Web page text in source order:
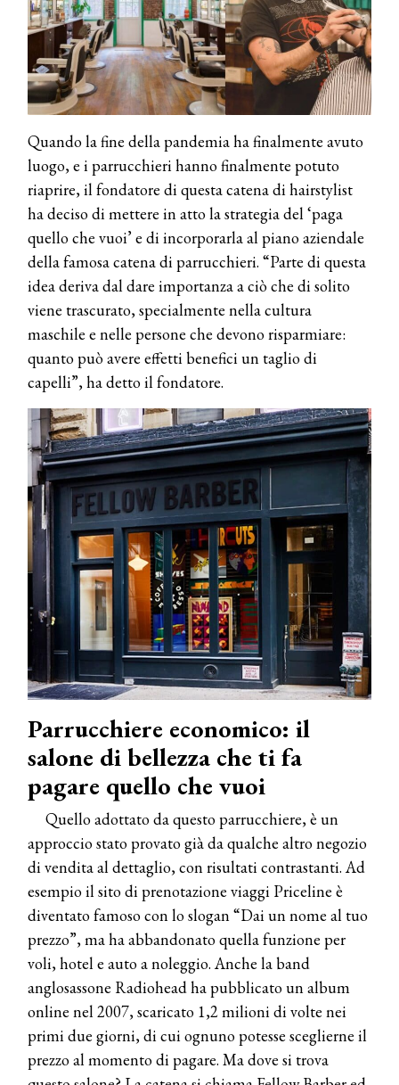
Quando la fine della pandemia ha finalmente avuto
luogo, e i parrucchieri hanno finalmente potuto
riaprire, il fondatore di questa catena di hairstylist
ha deciso di mettere in atto la strategia del ‘paga
quello che vuoi’ e di incorporarla al piano aziendale
della famosa catena di parrucchieri. “Parte di questa
idea deriva dal dare importanza a ciò che di solito
viene trascurato, specialmente nella cultura
maschile e nelle persone che devono risparmiare:
quanto può avere effetti benefici un taglio di
capelli”, ha detto il fondatore.
Parrucchiere economico: il
salone di bellezza che ti fa
pagare quello che vuoi
Quello adottato da questo parrucchiere, è un
approccio stato provato già da qualche altro negozio
di vendita al dettaglio, con risultati contrastanti. Ad
esempio il sito di prenotazione viaggi Priceline è
diventato famoso con lo slogan “Dai un nome al tuo
prezzo”, ma ha abbandonato quella funzione per
voli, hotel e auto a noleggio. Anche la band
anglosassone Radiohead ha pubblicato un album
online nel 2007, scaricato 1,2 milioni di volte nei
primi due giorni, di cui ognuno potesse sceglierne il
prezzo al momento di pagare. Ma dove si trova